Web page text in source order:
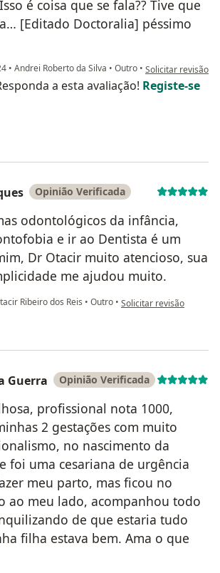
é coisa que se fala?? Tive que
[Editado Doctoralia] péssimo
• Andrei Roberto da Silva • Outro • na opinião do
Solicitar revisão
a esta avaliação! Registe-se
Opinião Verificada
odontológicos da infância,
e ir ao Dentista é um
Dr Otacir muito atencioso, sua
me ajudou muito.
Ribeiro dos Reis • Outro • na opinião do utilizador
Solicitar revisão
Guerra Opinião Verificada
profissional nota 1000,
2 gestações com muito
no nascimento da
foi uma cesariana de urgência
meu parto, mas ficou no
ao meu lado, acompanhou todo
de que estaria tudo
filha estava bem. Ama o que